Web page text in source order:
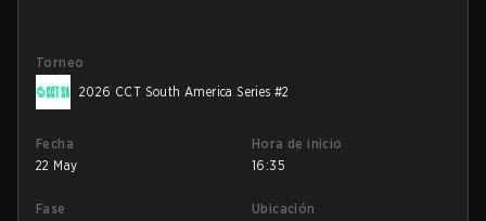
Torneo
2026 CCT South America Series #2
Fecha
22 May
Hora de inicio
16:35
Fase
Ubicación